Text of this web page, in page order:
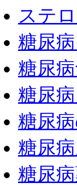
ステ
糖尿
糖尿
糖尿
糖尿
糖尿
糖尿